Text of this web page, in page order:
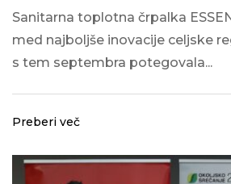
Sanitarna toplotna črpalka
med najboljše inovacije celjske
s tem septembra potegovala...
Preberi več